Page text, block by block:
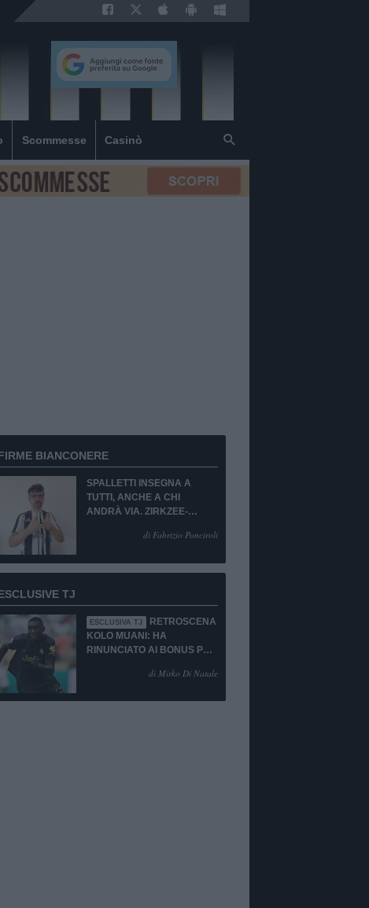
Scommesse Casinò
BIANCONERE
SPALLETTI INSEGNA A
TUTTI, ANCHE A CHI
ANDRÀ VIA. ZIRKZEE-
di Fabrizio Ponciroli
TJ
ESCLUSIVA TJ
RETROSCENA
KOLO MUANI: HA
RINUNCIATO AI BONUS PUR
di Mirko Di Natale